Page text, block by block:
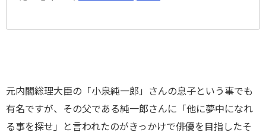
元内閣総理大臣の「小泉純一郎」さんの息子という事でも
有名ですが、その父である純一郎さんに「他に夢中になれ
る事を探せ」と言われたのがきっかけで俳優を目指したそ